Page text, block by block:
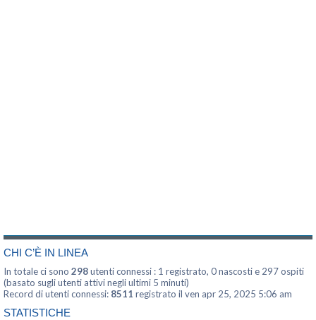
CHI C’È IN LINEA
In totale ci sono 298utenti connessi : 1 registrato, 0 nascosti e 297 ospiti
(basato sugli utenti attivi negli ultimi 5 minuti)
Record di utenti connessi: 8511 registrato il ven apr 25, 2025 5:06 am
STATISTICHE